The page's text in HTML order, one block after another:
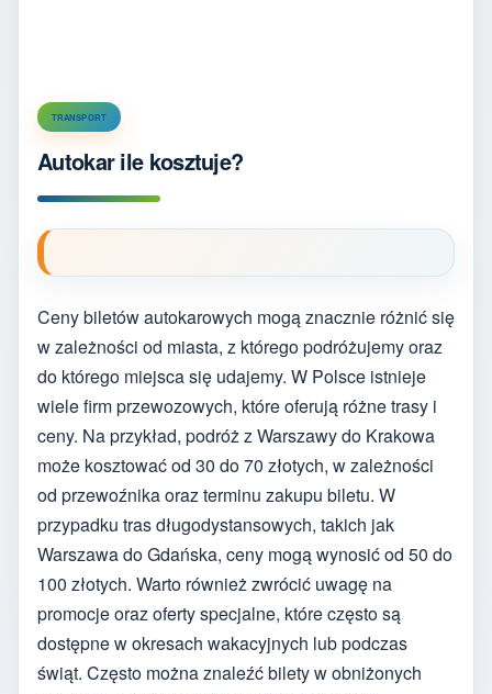
TRANSPORT
Autokar ile kosztuje?
Ceny biletów autokarowych mogą znacznie różnić się
w zależności od miasta, z którego podróżujemy oraz
do którego miejsca się udajemy. W Polsce istnieje
wiele firm przewozowych, które oferują różne trasy i
ceny. Na przykład, podróż z Warszawy do Krakowa
może kosztować od 30 do 70 złotych, w zależności
od przewoźnika oraz terminu zakupu biletu. W
przypadku tras długodystansowych, takich jak
Warszawa do Gdańska, ceny mogą wynosić od 50 do
100 złotych. Warto również zwrócić uwagę na
promocje oraz oferty specjalne, które często są
dostępne w okresach wakacyjnych lub podczas
świąt. Często można znaleźć bilety w obniżonych